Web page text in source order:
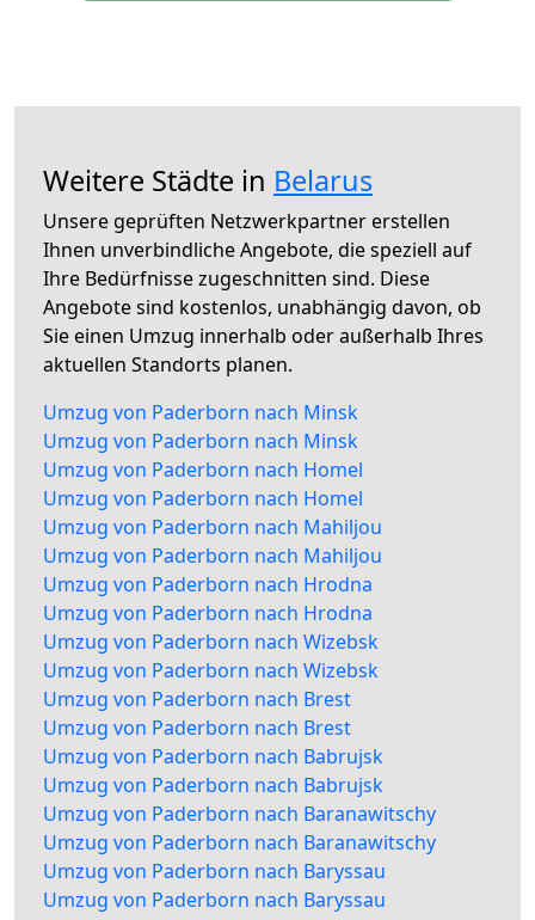
Weitere Städte in Belarus
Unsere geprüften Netzwerkpartner erstellen
Ihnen unverbindliche Angebote, die speziell auf
Ihre Bedürfnisse zugeschnitten sind. Diese
Angebote sind kostenlos, unabhängig davon, ob
Sie einen Umzug innerhalb oder außerhalb Ihres
aktuellen Standorts planen.
Umzug von Paderborn nach Minsk
Umzug von Paderborn nach Minsk
Umzug von Paderborn nach Homel
Umzug von Paderborn nach Homel
Umzug von Paderborn nach Mahiljou
Umzug von Paderborn nach Mahiljou
Umzug von Paderborn nach Hrodna
Umzug von Paderborn nach Hrodna
Umzug von Paderborn nach Wizebsk
Umzug von Paderborn nach Wizebsk
Umzug von Paderborn nach Brest
Umzug von Paderborn nach Brest
Umzug von Paderborn nach Babrujsk
Umzug von Paderborn nach Babrujsk
Umzug von Paderborn nach Baranawitschy
Umzug von Paderborn nach Baranawitschy
Umzug von Paderborn nach Baryssau
Umzug von Paderborn nach Baryssau